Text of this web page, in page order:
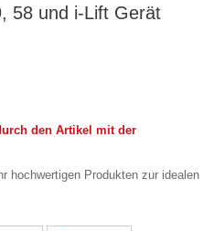
58 und i-Lift Gerät
den Artikel mit der
hochwertigen Produkten zur idealen